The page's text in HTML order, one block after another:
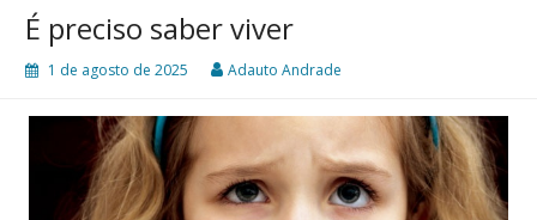
É preciso saber viver
1 de agosto de 2025 Adauto Andrade